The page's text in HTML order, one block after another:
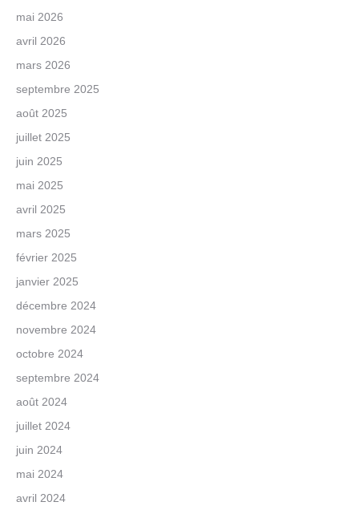
mai 2026
avril 2026
mars 2026
septembre 2025
août 2025
juillet 2025
juin 2025
mai 2025
avril 2025
mars 2025
février 2025
janvier 2025
décembre 2024
novembre 2024
octobre 2024
septembre 2024
août 2024
juillet 2024
juin 2024
mai 2024
avril 2024